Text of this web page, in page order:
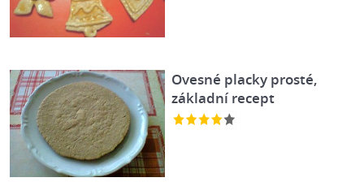
Ovesné placky prosté,
základní recept